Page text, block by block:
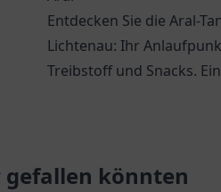
Entdecken Sie die Aral-
Lichtenau: Ihr
Treibstoff und Snacks.
könnten